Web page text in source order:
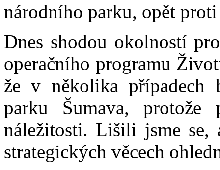
národního parku, opět
Dnes shodou okolností
operačního programu
že v několika případech
parku Šumava, protože
náležitosti. Lišili jsme se,
strategických věcech